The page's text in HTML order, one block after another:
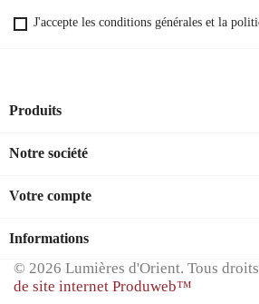
J'accepte les conditions générales et la
Produits
Notre société
Votre compte
Informations
© 2026 Lumières d'Orient. Tous droits
de site internet Produweb™